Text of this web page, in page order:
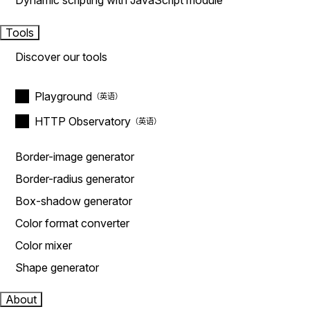
Tools
Discover our tools
Playground
HTTP Observatory
Border-image generator
Border-radius generator
Box-shadow generator
Color format converter
Color mixer
Shape generator
About